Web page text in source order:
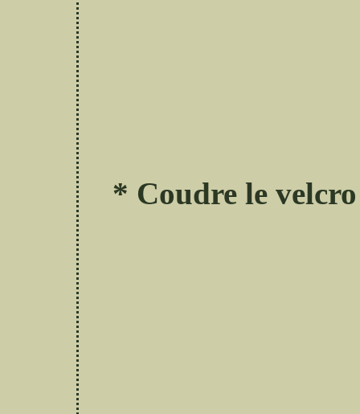
* Coudre le